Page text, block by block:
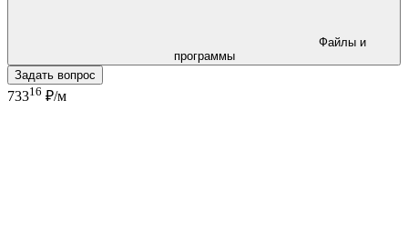
программы
Задать вопрос
73316 ₽/м